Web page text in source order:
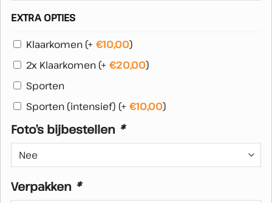
€40,00.
EXTRA OPTIES
Klaarkomen (+ €10,00)
2x Klaarkomen (+ €20,00)
Sporten
Sporten (intensief) (+ €10,00)
Foto’s bijbestellen *
Verpakken *